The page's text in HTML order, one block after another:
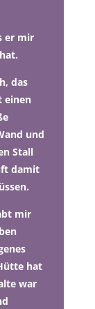
er mir
das
einen
und
Stall
damit
mir
hat
war